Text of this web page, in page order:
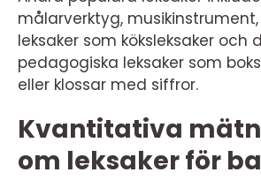
målarverktyg,
leksaker som köksleksaker och
pedagogiska leksaker som
eller klossar med siffror.
Kvantitativa
om leksaker för